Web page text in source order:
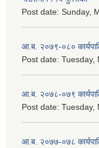
Post date: Sunday,
आ.ब. २०७९-०८०
Post date: Tuesday,
आ.ब. २०७८-०७९
Post date: Tuesday,
आ.ब. २०७७-०७८